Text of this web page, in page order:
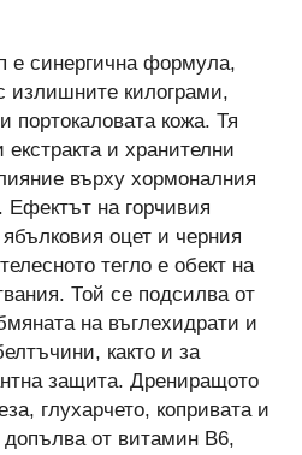
синергична формула,
излишните килограми,
портокаловата кожа. Тя
и хранителни
върху хормоналния
на горчивия
оцет и черния
тегло е обект на
Той се подсилва от
на въглехидрати и
както и за
защита. Дрениращото
глухарчето, копривата и
от витамин B6,